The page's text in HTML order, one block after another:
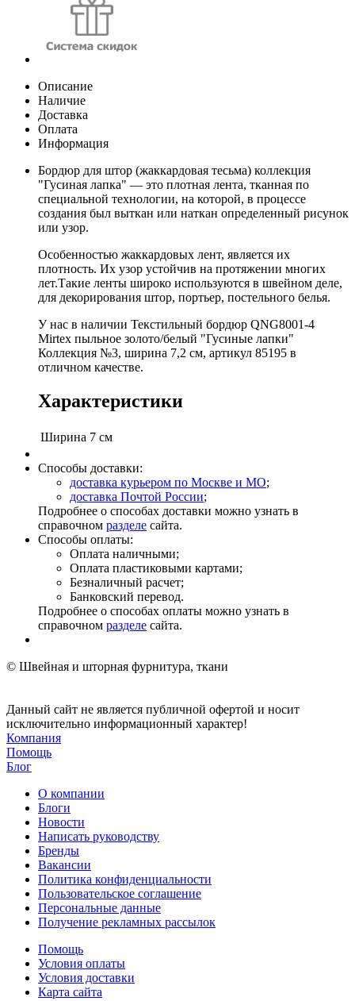
Описание
Наличие
Доставка
Оплата
Информация
Бордюр для штор (жаккардовая тесьма) коллекция
"Гусиная лапка" — это плотная лента, тканная по
специальной технологии, на которой, в процессе
создания был выткан или наткан определенный рисунок
или узор.
Особенностью жаккардовых лент, является их
плотность. Их узор устойчив на протяжении многих
лет.Такие ленты широко используются в швейном деле,
для декорирования штор, портьер, постельного белья.
У нас в наличии Текстильный бордюр QNG8001-4
Mirtex пыльное золото/белый "Гусиные лапки"
Коллекция №3, ширина 7,2 см, артикул 85195 в
отличном качестве.
Характеристики
Ширина 7 см
Способы доставки:
доставка курьером по Москве и МО;
доставка Почтой России;
Подробнее о способах доставки можно узнать в
справочном разделе сайта.
Способы оплаты:
Оплата наличными;
Оплата пластиковыми картами;
Безналичный расчет;
Банковский перевод.
Подробнее о способах оплаты можно узнать в
справочном разделе сайта.
© Швейная и шторная фурнитура, ткани
Данный сайт не является публичной офертой и носит
исключительно информационный характер!
Компания
Помощь
Блог
О компании
Блоги
Новости
Написать руководству
Бренды
Вакансии
Политика конфиденциальности
Пользовательское соглашение
Персональные данные
Получение рекламных рассылок
Помощь
Условия оплаты
Условия доставки
Карта сайта